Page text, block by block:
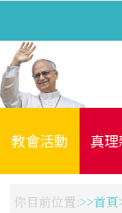
教會活動 真
你目前位置: 首頁